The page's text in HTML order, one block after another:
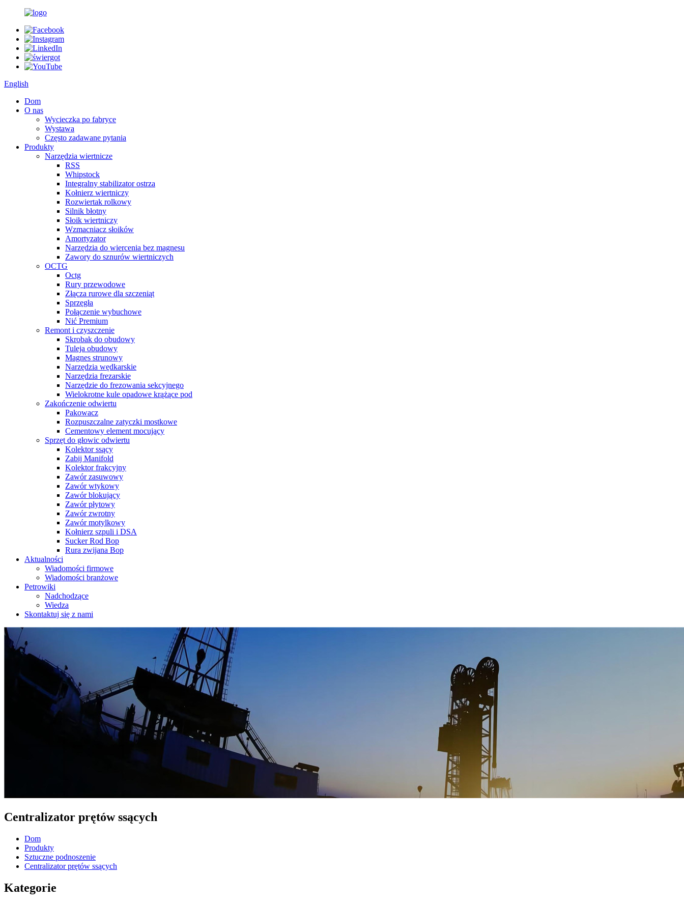
English
Dom
O nas
Wycieczka po fabryce
Wystawa
Często zadawane pytania
Produkty
Narzędzia wiertnicze
RSS
Whipstock
Integralny stabilizator ostrza
Kołnierz wiertniczy
Rozwiertak rolkowy
Silnik błotny
Słoik wiertniczy
Wzmacniacz słoików
Amortyzator
Narzędzia do wiercenia bez magnesu
Zawory do sznurów wiertniczych
OCTG
Octg
Rury przewodowe
Złącza rurowe dla szczeniąt
Sprzęgła
Połączenie wybuchowe
Nić Premium
Remont i czyszczenie
Skrobak do obudowy
Tuleja obudowy
Magnes strunowy
Narzędzia wędkarskie
Narzędzia frezarskie
Narzędzie do frezowania sekcyjnego
Wielokrotne kule opadowe krążące pod
Zakończenie odwiertu
Pakowacz
Rozpuszczalne zatyczki mostkowe
Cementowy element mocujący
Sprzęt do głowic odwiertu
Kolektor ssący
Zabij Manifold
Kolektor frakcyjny
Zawór zasuwowy
Zawór wtykowy
Zawór blokujący
Zawór płytowy
Zawór zwrotny
Zawór motylkowy
Kołnierz szpuli i DSA
Sucker Rod Bop
Rura zwijana Bop
Aktualności
Wiadomości firmowe
Wiadomości branżowe
Petrowiki
Nadchodzące
Wiedza
Skontaktuj się z nami
Centralizator prętów ssących
Dom
Produkty
Sztuczne podnoszenie
Centralizator prętów ssących
Kategorie